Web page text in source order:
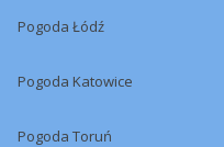
Pogoda Łódź
Pogoda Katowice
Pogoda Toruń